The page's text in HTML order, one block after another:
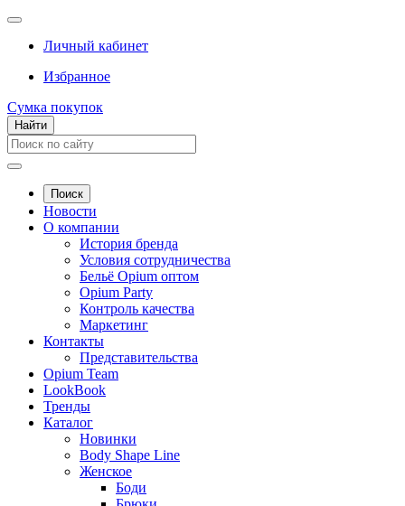
Личный кабинет
Избранное
Сумка покупок
Найти
Поиск
Новости
О компании
История бренда
Условия сотрудничества
Бельё Opium оптом
Opium Party
Контроль качества
Маркетинг
Контакты
Представительства
Opium Team
LookBook
Тренды
Каталог
Новинки
Body Shape Line
Женское
Боди